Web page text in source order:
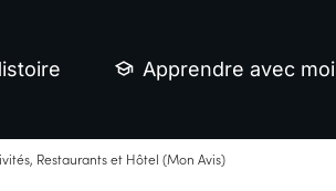
Apprendre avec moi
Restaurants et Hôtel (Mon Avis)